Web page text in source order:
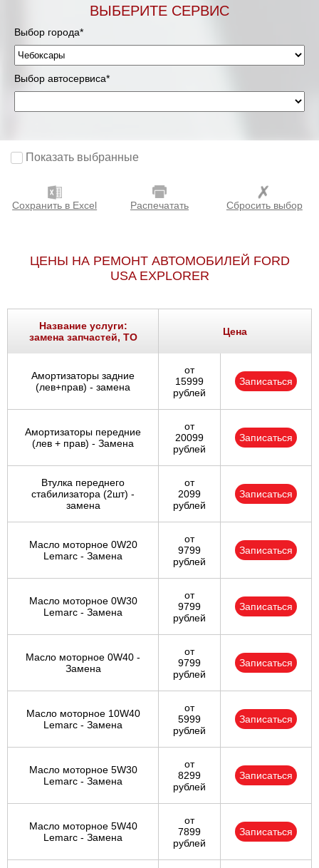
ВЫБЕРИТЕ СЕРВИС
Выбор города*
Выбор автосервиса*
Показать выбранные
Сохранить в Excel Распечатать Сбросить выбор
ЦЕНЫ НА РЕМОНТ АВТОМОБИЛЕЙ FORD
USA EXPLORER
Название услуги:
замена запчастей, ТО
Цена
Амортизаторы задние
(лев+прав) - замена
от
15999
рублей
Записаться
Амортизаторы передние
(лев + прав) - Замена
от
20099
рублей
Записаться
Втулка переднего
стабилизатора (2шт) -
замена
от
2099
рублей
Записаться
Масло моторное 0W20
Lemarc - Замена
от
9799
рублей
Записаться
Масло моторное 0W30
Lemarc - Замена
от
9799
рублей
Записаться
Масло моторное 0W40 -
Замена
от
9799
рублей
Записаться
Масло моторное 10W40
Lemarc - Замена
от
5999
рублей
Записаться
Масло моторное 5W30
Lemarc - Замена
от
8299
рублей
Записаться
Масло моторное 5W40
Lemarc - Замена
от
7899
рублей
Записаться